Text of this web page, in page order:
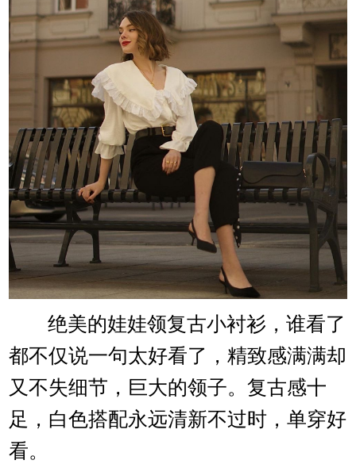
绝美的娃娃领复古小衬衫，谁看了
都不仅说一句太好看了，精致感满满却
又不失细节，巨大的领子。复古感十
足，白色搭配永远清新不过时，单穿好
看。